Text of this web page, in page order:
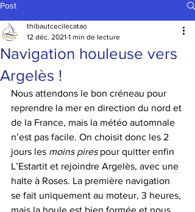
Post
Navigation houleuse vers
Argelès !
thibautcecilecatao
12 déc. 2021 1 min de lecture
Nous attendons le bon créneau pour
reprendre la mer en direction du nord et
de la France, mais la météo automnale
n’est pas facile. On choisit donc les 2
jours les moins pires pour quitter enfin
L’Estartit et rejoindre Argelès, avec une
halte à Roses. La première navigation
se fait uniquement au moteur, 3 heures,
mais la houle est bien formée et nous